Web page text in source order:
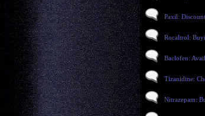
Paxil:
Rocaltrol:
Baclofen:
Tizanidine:
Nitrazepam: